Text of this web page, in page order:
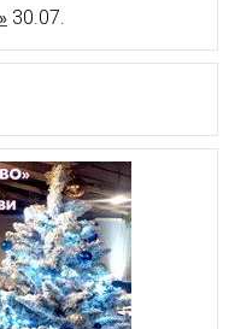
30.07.